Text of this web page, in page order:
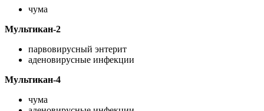
чума
Мультикан-2
парвовирусный энтерит
аденовирусные инфекции
Мультикан-4
чума